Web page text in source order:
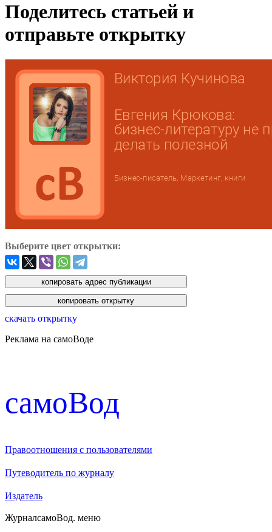
Поделитесь статьей и
отправьте открытку
Выберите цвет открытки:
скачать открытку
Реклама на самоВоде
cамоВод
Правоотношения с пользователями
Путеводитель по журналу
Издатель
ЖурналсамоВод. меню